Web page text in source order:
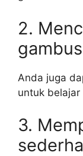
2.
gambus
Anda juga
untuk belajar
3.